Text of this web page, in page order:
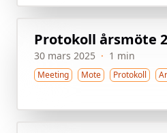
Protokoll årsmöte
30 mars 2025 · 1 min
Meeting Mote Protokoll